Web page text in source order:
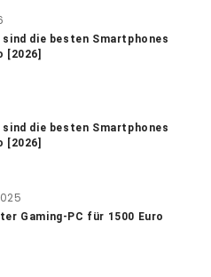
sind die besten Smartphones
[2026]
sind die besten Smartphones
[2026]
Gaming-PC für 1500 Euro